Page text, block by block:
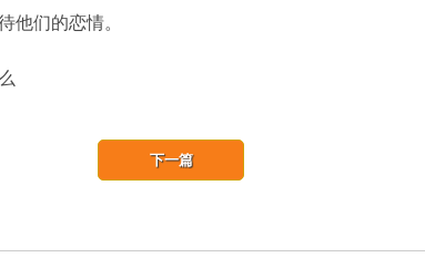
他们的恋情。
下一篇